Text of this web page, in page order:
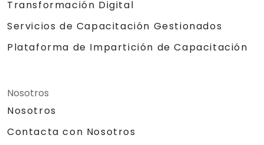
Transformación Digital
Servicios de Capacitación Gestionados
Plataforma de Impartición de Capacitación
Nosotros
Nosotros
Contacta con Nosotros